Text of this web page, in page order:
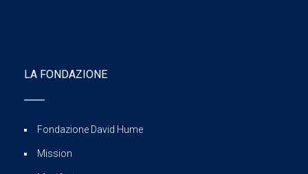
LA FONDAZIONE
Fondazione David Hume
Mission